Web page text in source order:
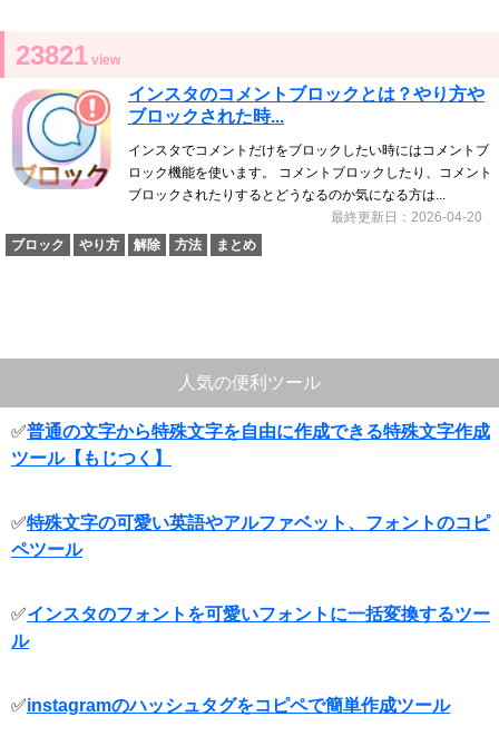
23821 view
インスタのコメントブロックとは？やり方や
ブロックされた時...
インスタでコメントだけをブロックしたい時にはコメントブ
ロック機能を使います。 コメントブロックしたり、コメント
ブロックされたりするとどうなるのか気になる方は...
最終更新日：2026-04-20
ブロック
やり方 解除 方法 まとめ
人気の便利ツール
✅普通の文字から特殊文字を自由に作成できる特殊文字作成
ツール【もじつく】
✅特殊文字の可愛い英語やアルファベット、フォントのコピ
ペツール
✅インスタのフォントを可愛いフォントに一括変換するツー
ル
✅instagramのハッシュタグをコピペで簡単作成ツール